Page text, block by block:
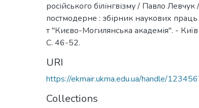
російського білінгвізму / Павло
постмодерне : збірник наукових
т "Києво-Могилянська академія". -
С. 46-52.
URI
https://ekmair.ukma.edu.ua/handle/
Collections